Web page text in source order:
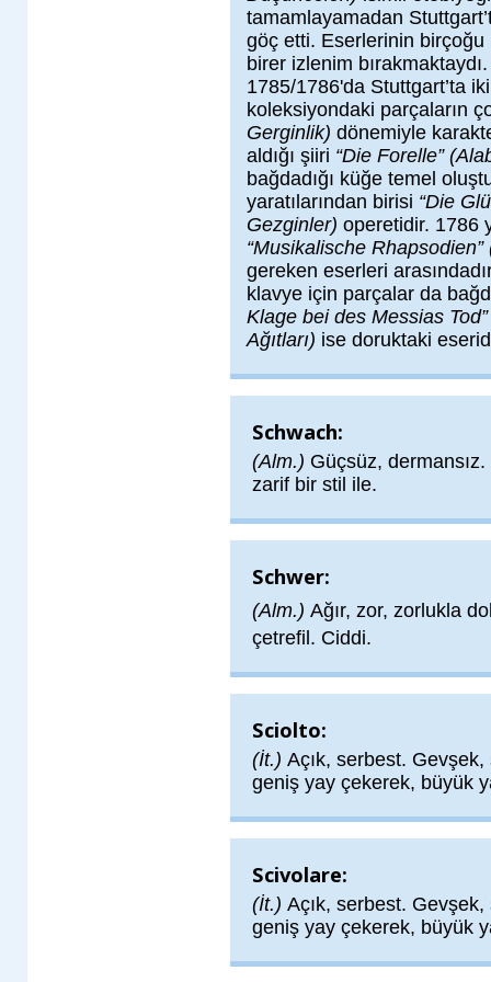
tamamlayamadan
göç etti. Eserlerinin birçoğu
birer izlenim
1785/1786'da Stuttgart’ta
koleksiyondaki parçaların
Gerginlik) dönemiyle
aldığı şiiri “Die Forelle”
bağdadığı küğe temel
yaratılarından birisi “Die
Gezginler) operetidir. 1786
“Musikalische
gereken eserleri
klavye için parçalar da
Klage bei des Messias
Ağıtları) ise doruktaki
Schwach:
(Alm.) Güçsüz,
zarif bir stil ile.
Schwer:
(Alm.) Ağır, zor, zorlukla
çetrefil. Ciddi.
Sciolto:
(İt.) Açık, serbest.
geniş yay çekerek, büyük
Scivolare:
(İt.) Açık, serbest.
geniş yay çekerek, büyük